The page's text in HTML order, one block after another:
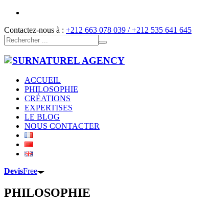
Contactez-nous à : +212 663 078 039 / +212 535 641 645
ACCUEIL
PHILOSOPHIE
CRÉATIONS
EXPERTISES
LE BLOG
NOUS CONTACTER
DevisFree
PHILOSOPHIE